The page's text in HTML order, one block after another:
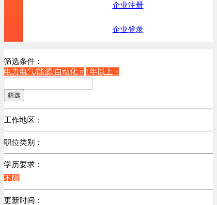
企业注册
企业登录
筛选条件：
电力电气/能源/自动化 × 1年以上 ×
筛选
工作地区：
不限
职位类别：
不限
机械制造/仪器仪表类
计算机硬件类
销售管理类
学历要求：
不限
更新时间：